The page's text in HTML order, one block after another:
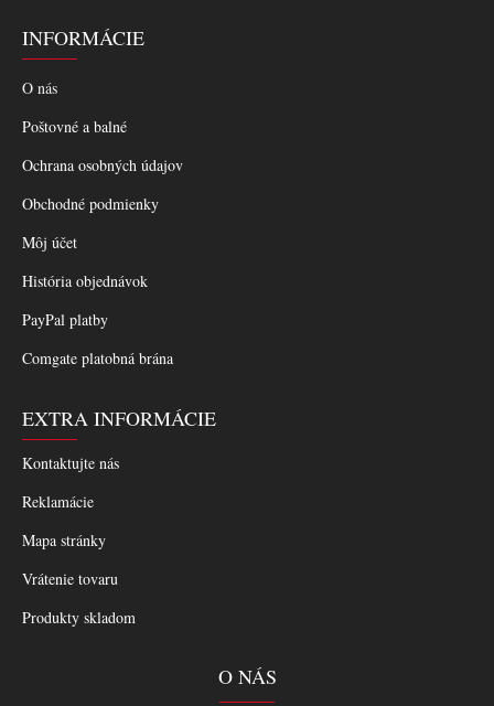
INFORMÁCIE
O nás
Poštovné a balné
Ochrana osobných údajov
Obchodné podmienky
Môj účet
História objednávok
PayPal platby
Comgate platobná brána
EXTRA INFORMÁCIE
Kontaktujte nás
Reklamácie
Mapa stránky
Vrátenie tovaru
Produkty skladom
O NÁS